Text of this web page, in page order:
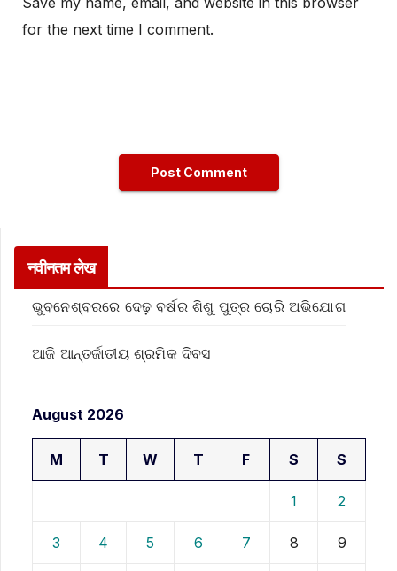
for the next time I comment.
नवीनतम लेख
ଭୁବନେଶ୍ବରରେ ଦେଢ଼ ବର୍ଷର ଶିଶୁ ପୁତ୍ର ଚୋରି ଅଭିଯୋଗ
ଆଜି ଆନ୍ତର୍ଜାତୀୟ ଶ୍ରମିକ ଦିବସ
August 2026
M T W T F S S
1 2
3 4 5 6 7 8 9